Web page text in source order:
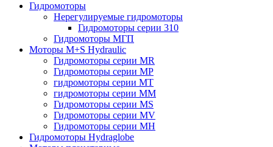
Гидромоторы
Нерегулируемые гидромоторы
Гидромоторы серии 310
Гидромоторы МГП
Моторы M+S Hydraulic
Гидромоторы серии MR
Гидромоторы серии MP
гидромоторы серии MT
гидромоторы серии MM
Гидромоторы серии MS
Гидромоторы серии MV
Гидромоторы серии MH
Гидромоторы Hydraglobe